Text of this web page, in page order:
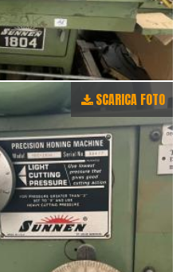
SCARICA FOTO